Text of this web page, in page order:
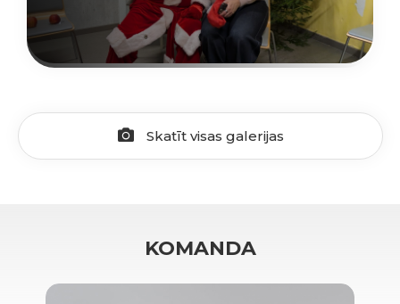
Skatīt visas galerijas
KOMANDA